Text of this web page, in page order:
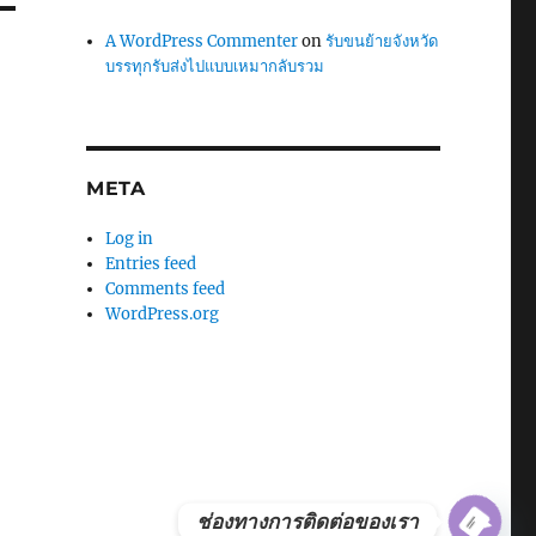
A WordPress Commenteronรับขนย้ายจังหวัด
บรรทุกรับส่งไปแบบเหมากลับรวม
META
Log in
Entries feed
Comments feed
WordPress.org
ช่องทางการติดต่อของเรา